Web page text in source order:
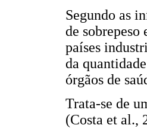
Segundo as
de sobrepeso
países
da
órgãos de
Trata-se de
(Costa et al.,